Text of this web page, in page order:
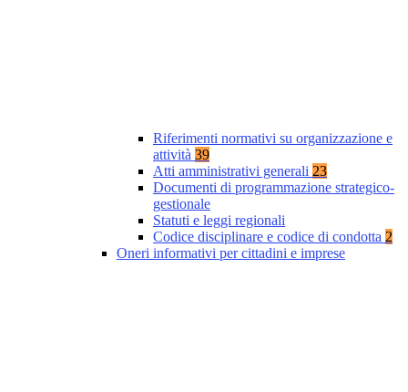
Riferimenti normativi su organizzazione e
attività 39
Atti amministrativi generali 23
Documenti di programmazione strategico-
gestionale
Statuti e leggi regionali
Codice disciplinare e codice di condotta 2
Oneri informativi per cittadini e imprese